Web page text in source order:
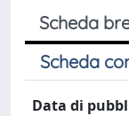
Scheda
Scheda
Data di